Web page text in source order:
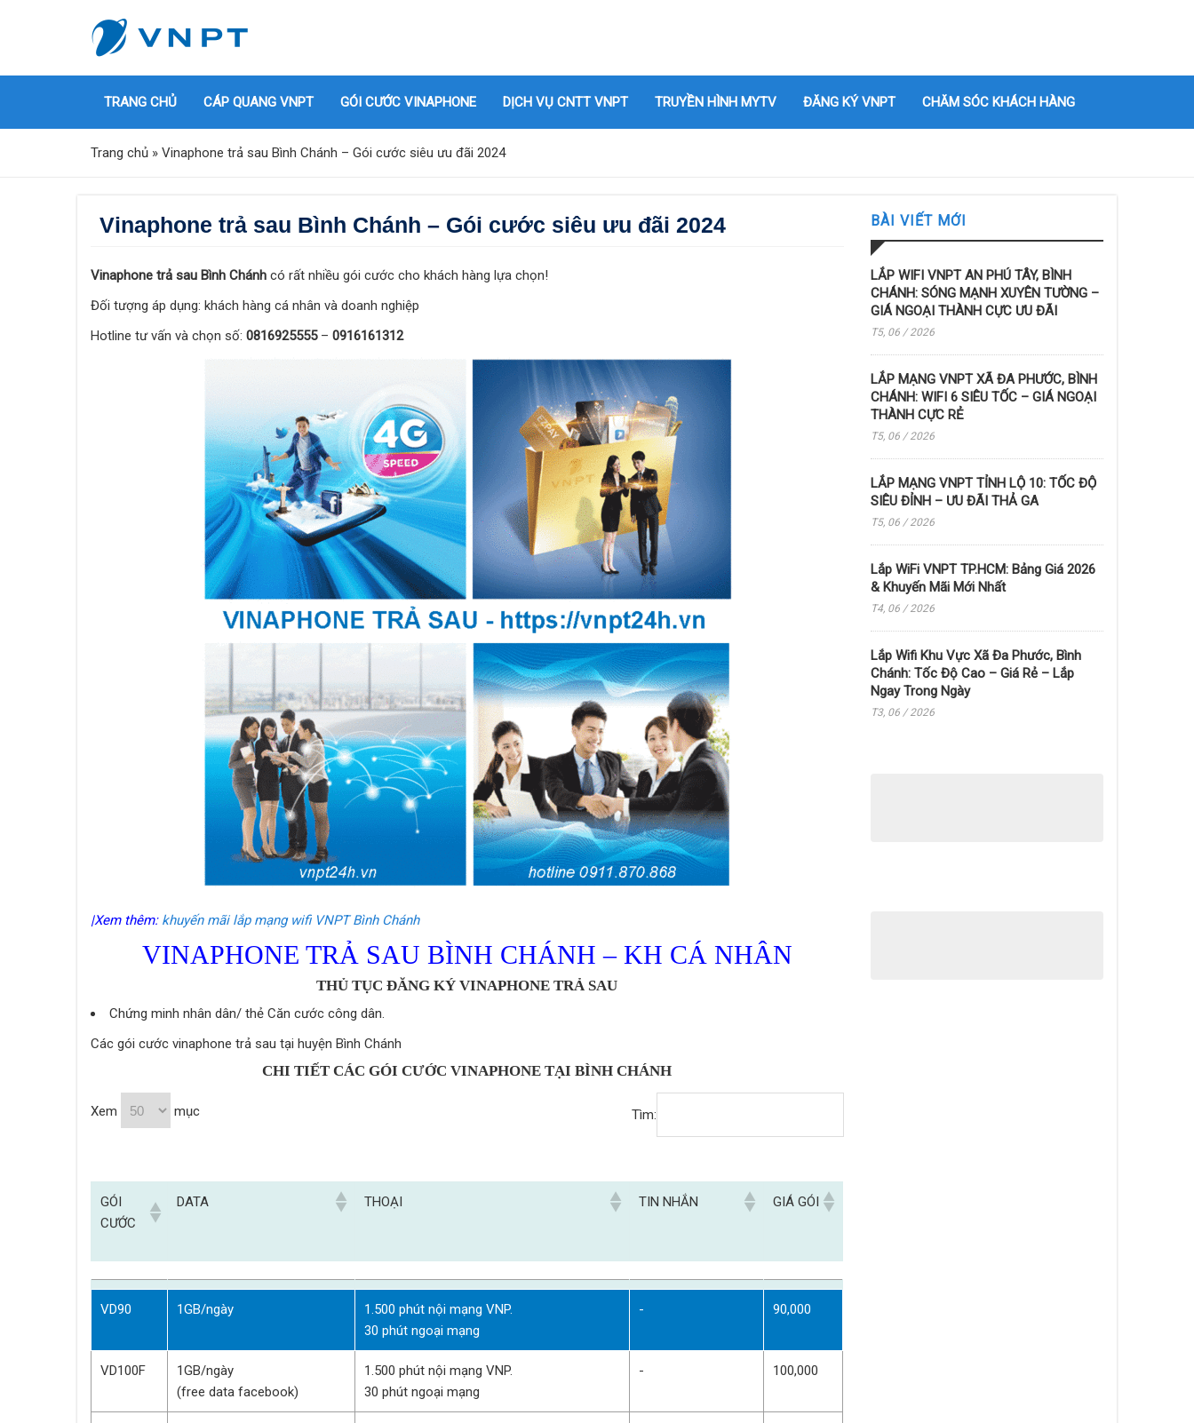
TRANG CHỦ CÁP QUANG VNPT GÓI CƯỚC VINAPHONE DỊCH VỤ CNTT VNPT TRUYỀN HÌNH MYTV ĐĂNG KÝ VNPT CHĂM SÓC KHÁCH HÀNG
Trang chủ » Vinaphone trả sau Bình Chánh – Gói cước siêu ưu đãi 2024
Vinaphone trả sau Bình Chánh – Gói cước siêu ưu đãi 2024
Vinaphone trả sau Bình Chánh có rất nhiều gói cước cho khách hàng lựa chọn!
Đối tượng áp dụng: khách hàng cá nhân và doanh nghiệp
Hotline tư vấn và chọn số: 0816925555– 0916161312
|Xem thêm: khuyến mãi lắp mạng wifi VNPT Bình Chánh
VINAPHONE TRẢ SAU BÌNH CHÁNH – KH CÁ NHÂN
THỦ TỤC ĐĂNG KÝ VINAPHONE TRẢ SAU
Chứng minh nhân dân/ thẻ Căn cước công dân.
Các gói cước vinaphone trả sau tại huyện Bình Chánh
CHI TIẾT CÁC GÓI CƯỚC VINAPHONE TẠI BÌNH CHÁNH
Xem mục Tìm:
GÓI
CƯỚC
DATA THOẠI TIN NHẮN GIÁ GÓI
GÓI
CƯỚC
DATA THOẠI TIN NHẮN
GIÁ GÓI
VD90
1GB/ngày
1.500 phút nội mạng VNP.
30 phút ngoại mạng
- 90,000
VD100F
1GB/ngày
(free data facebook)
1.500 phút nội mạng VNP.
30 phút ngoại mạng
- 100,000
BÀI VIẾT MỚI
LẮP WIFI VNPT AN PHÚ TÂY, BÌNH
CHÁNH: SÓNG MẠNH XUYÊN TƯỜNG –
GIÁ NGOẠI THÀNH CỰC ƯU ĐÃI
T5, 06 / 2026
LẮP MẠNG VNPT XÃ ĐA PHƯỚC, BÌNH
CHÁNH: WIFI 6 SIÊU TỐC – GIÁ NGOẠI
THÀNH CỰC RẺ
T5, 06 / 2026
LẮP MẠNG VNPT TỈNH LỘ 10: TỐC ĐỘ
SIÊU ĐỈNH – ƯU ĐÃI THẢ GA
T5, 06 / 2026
Lắp WiFi VNPT TP.HCM: Bảng Giá 2026
& Khuyến Mãi Mới Nhất
T4, 06 / 2026
Lắp Wifi Khu Vực Xã Đa Phước, Bình
Chánh: Tốc Độ Cao – Giá Rẻ – Lắp
Ngay Trong Ngày
T3, 06 / 2026